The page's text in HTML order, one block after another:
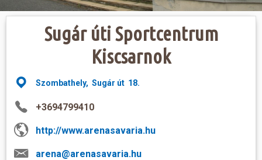
Hasznos
Sugár úti Sportcentrum
Kiscsarnok
Szombathely, Sugár út 18.
+3694799410
http://www.arenasavaria.hu
arena@arenasavaria.hu